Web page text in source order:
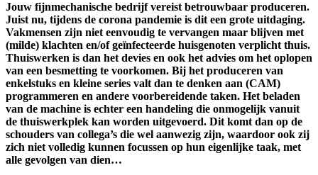
Jouw fijnmechanische bedrijf vereist betrouwbaar produceren.
Juist nu, tijdens de corona pandemie is dit een grote uitdaging.
Vakmensen zijn niet eenvoudig te vervangen maar blijven met
(milde) klachten en/of geïnfecteerde huisgenoten verplicht thuis.
Thuiswerken is dan het devies en ook het advies om het oplopen
van een besmetting te voorkomen. Bij het produceren van
enkelstuks en kleine series valt dan te denken aan (CAM)
programmeren en andere voorbereidende taken. Het beladen
van de machine is echter een handeling die onmogelijk vanuit
de thuiswerkplek kan worden uitgevoerd. Dit komt dan op de
schouders van collega’s die wel aanwezig zijn, waardoor ook zij
zich niet volledig kunnen focussen op hun eigenlijke taak, met
alle gevolgen van dien…